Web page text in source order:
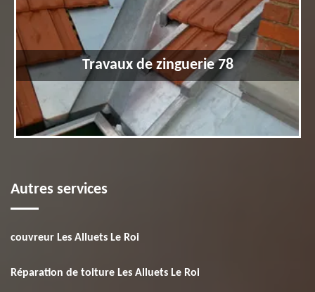
Travaux de zinguerie 78
Autres services
couvreur Les Alluets Le Roi
Réparation de toiture Les Alluets Le Roi